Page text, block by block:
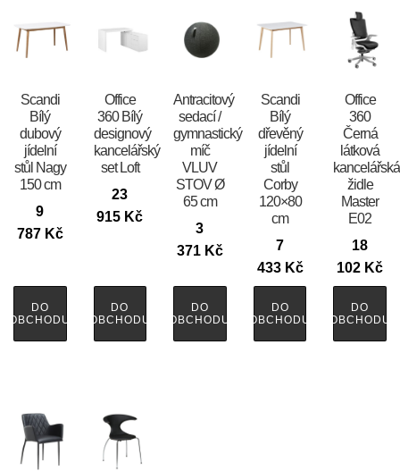
Scandi
Bílý
dubový
jídelní
stůl Nagy
150 cm
9
787 Kč
DO
OBCHODU
Office
360 Bílý
designový
kancelářský
set Loft
23
915 Kč
DO
OBCHODU
Antracitový
sedací /
gymnastický
míč
VLUV
STOV Ø
65 cm
3
371 Kč
DO
OBCHODU
Scandi
Bílý
dřevěný
jídelní
stůl
Corby
120×80
cm
7
433 Kč
DO
OBCHODU
Office
360
Černá
látková
kancelářská
židle
Master
E02
18
102 Kč
DO
OBCHODU